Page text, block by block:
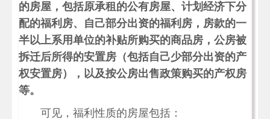
的房屋，包括原承租的公有房屋、计划经济下分
配的福利房、自己部分出资的福利房，房款的一
半以上系用单位的补贴所购买的商品房，公房被
拆迁后所得的安置房（包括自己少部分出资的产
权安置房），以及按公房出售政策购买的产权房
等。
可见，福利性质的房屋包括：